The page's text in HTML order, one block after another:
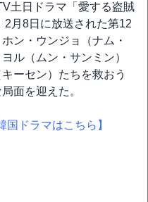
土日ドラマ「愛する盗賊
月8日に放送された第12
ン・ウンジョ（ナム・
ル（ムン・サンミン）
ーセン）たちを救おう
面を迎えた。
国ドラマはこちら】